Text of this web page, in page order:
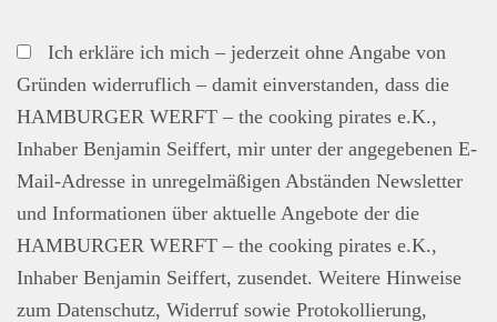
Ich erkläre ich mich – jederzeit ohne Angabe von
Gründen widerruflich – damit einverstanden, dass die
HAMBURGER WERFT – the cooking pirates e.K.,
Inhaber Benjamin Seiffert, mir unter der angegebenen E-
Mail-Adresse in unregelmäßigen Abständen Newsletter
und Informationen über aktuelle Angebote der die
HAMBURGER WERFT – the cooking pirates e.K.,
Inhaber Benjamin Seiffert, zusendet. Weitere Hinweise
zum Datenschutz, Widerruf sowie Protokollierung,